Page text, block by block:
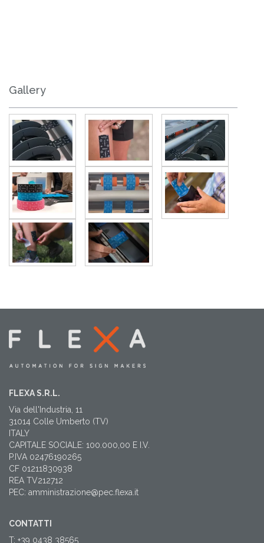
Gallery
FLEXA S.R.L.
Via dell'Industria, 11
31014 Colle Umberto (TV)
ITALY
CAPITALE SOCIALE: 100.000,00 E I.V.
P.IVA 02476190265
CF 01211830938
REA TV212712
PEC: amministrazione@pec.flexa.it
CONTATTI
T: +39 0438 38565